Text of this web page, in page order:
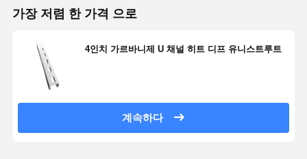
가장 저렴 한 가격 으로
4인치 가르바니제 U 채널 히트 디프 유니스트루트
계속하다